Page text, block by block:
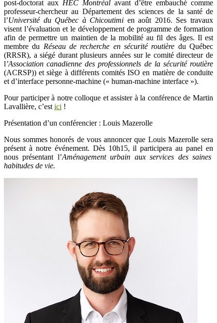
post-doctorat aux HEC Montréal avant d’être embauché comme
professeur-chercheur au Département des sciences de la santé de
l’Université du Québec à Chicoutimi en août 2016. Ses travaux
visent l’évaluation et le développement de programme de formation
afin de permettre un maintien de la mobilité au fil des âges. Il est
membre du Réseau de recherche en sécurité routière du Québec
(RRSR), a siégé durant plusieurs années sur le comité directeur de
l’Association canadienne des professionnels de la sécurité routière
(ACRSP)) et siège à différents comités ISO en matière de conduite
et d’interface personne-machine (« human-machine interface »).
Pour participer à notre colloque et assister à la conférence de Martin
Lavallière, c’est ici !
Présentation d’un conférencier : Louis Mazerolle
Nous sommes honorés de vous annoncer que Louis Mazerolle sera
présent à notre événement. Dès 10h15, il participera au panel en
nous présentant l’Aménagement urbain aux services des saines
habitudes de vie.